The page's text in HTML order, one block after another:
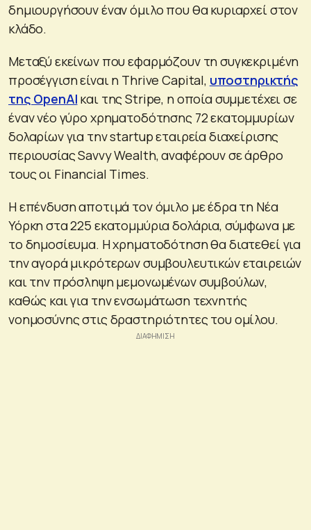
δημιουργήσουν έναν όμιλο που θα κυριαρχεί στον
κλάδο.
Μεταξύ εκείνων που εφαρμόζουν τη συγκεκριμένη
προσέγγιση είναι η Thrive Capital, υποστηρικτής
της OpenAI και της Stripe, η οποία συμμετέχει σε
έναν νέο γύρο χρηματοδότησης 72 εκατομμυρίων
δολαρίων για την startup εταιρεία διαχείρισης
περιουσίας Savvy Wealth, αναφέρουν σε άρθρο
τους οι Financial Times.
Η επένδυση αποτιμά τον όμιλο με έδρα τη Νέα
Υόρκη στα 225 εκατομμύρια δολάρια, σύμφωνα με
το δημοσίευμα. Η χρηματοδότηση θα διατεθεί για
την αγορά μικρότερων συμβουλευτικών εταιρειών
και την πρόσληψη μεμονωμένων συμβούλων,
καθώς και για την ενσωμάτωση τεχνητής
νοημοσύνης στις δραστηριότητες του ομίλου.